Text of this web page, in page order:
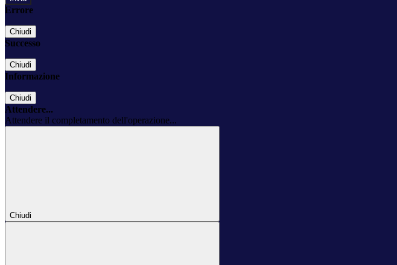
Errore
Chiudi
Successo
Chiudi
Informazione
Chiudi
Attendere...
Attendere il completamento dell'operazione...
Chiudi